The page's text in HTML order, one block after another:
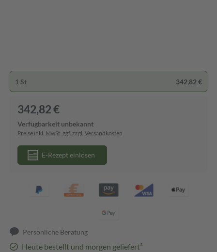
1 St 342,82 €
342,82 €
Verfügbarkeit unbekannt
Preise inkl. MwSt. ggf. zzgl. Versandkosten
E-Rezept einlösen
Persönliche Beratung
Heute bestellt und morgen geliefert³